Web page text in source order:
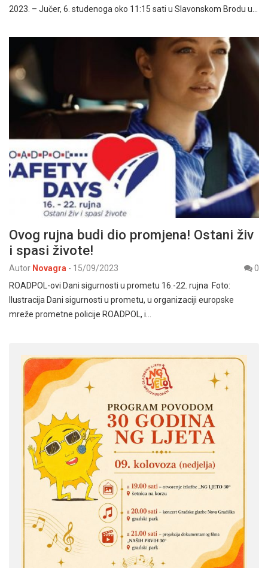
2023. – Jučer, 6. studenoga oko 11:15 sati u Slavonskom Brodu u…
Ovog rujna budi dio promjena! Ostani živ
i spasi živote!
Autor Novagra - 15/09/2023
0
ROADPOL-ovi Dani sigurnosti u prometu 16.-22. rujna Foto:
Ilustracija Dani sigurnosti u prometu, u organizaciji europske
mreže prometne policije ROADPOL, i…